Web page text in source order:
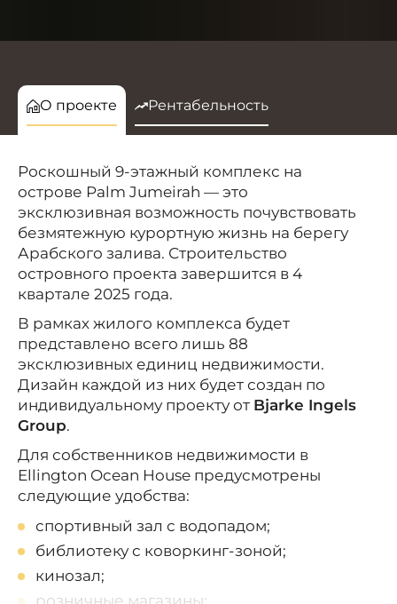
О проекте Рентабельность
Роскошный 9-этажный комплекс на
острове Palm Jumeirah — это
эксклюзивная возможность почувствовать
безмятежную курортную жизнь на берегу
Арабского залива. Строительство
островного проекта завершится в 4
квартале 2025 года.
В рамках жилого комплекса будет
представлено всего лишь 88
эксклюзивных единиц недвижимости.
Дизайн каждой из них будет создан по
индивидуальному проекту от Bjarke Ingels
Group.
Для собственников недвижимости в
Ellington Ocean House предусмотрены
следующие удобства:
спортивный зал с водопадом;
библиотеку с коворкинг-зоной;
кинозал;